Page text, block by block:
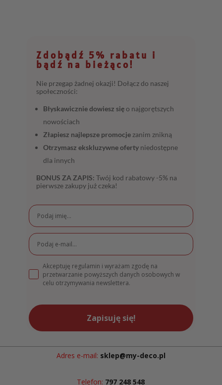
Zdobądź 5% rabatu i
bądź na bieżąco!
Nie przegap żadnej okazji! Dołącz do naszej
społeczności:
Błyskawicznie dowiesz sięo najgorętszych
nowościach
Złapiesz najlepsze promocje zanim znikną
Otrzymasz ekskluzywne oferty niedostępne
dla innych
BONUS ZA ZAPIS: Twój kod rabatowy -5% na
pierwsze zakupy już czeka!
Akceptuję regulamin i wyrażam zgodę na
przetwarzanie powyższych danych osobowych w
celu otrzymywania newslettera.
Zapisuję się!
Adres e-mail: sklep@my-deco.pl
Telefon: 797 248 548